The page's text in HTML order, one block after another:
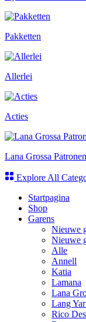
Pakketten
Allerlei
Acties
Lana Grossa Patronen
Explore All
Startpagina
Shop
Garens
Nieuwe
Nieuwe
Alle
Annell
Katia
Lamana
Lana
Lang
Rico